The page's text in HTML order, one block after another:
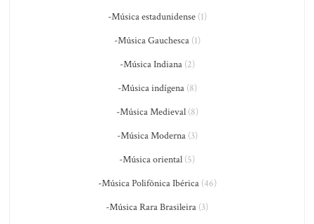
-Música estadunidense(1)
-Música Gauchesca(1)
-Música Indiana(2)
-Música indígena(8)
-Música Medieval(8)
-Música Moderna(3)
-Música oriental (5)
-Música Polifônica Ibérica(46)
-Música Rara Brasileira (3)